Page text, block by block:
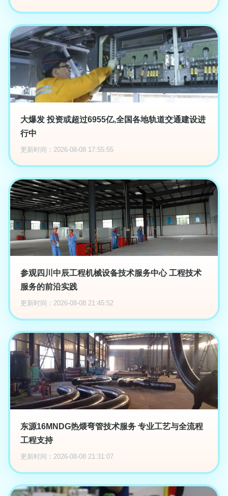
大爆发 投资或超过6955亿,全国各地轨道交通建设进
行中
更新时间：2026-08-08 17:55:55
参观四川中辰工程机械设备技术服务中心 工程技术
服务的前沿实践
更新时间：2026-08-08 21:45:52
东源16MNDG热煨弯管技术服务 专业工艺与全流程
工程支持
更新时间：2026-08-08 21:31:07